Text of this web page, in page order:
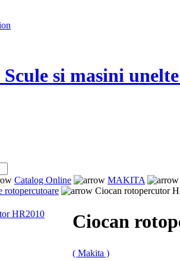
si masini
Catalog Online MAKITA
rotopercutoare Ciocan rotopercutor
Ciocan
( Makita )